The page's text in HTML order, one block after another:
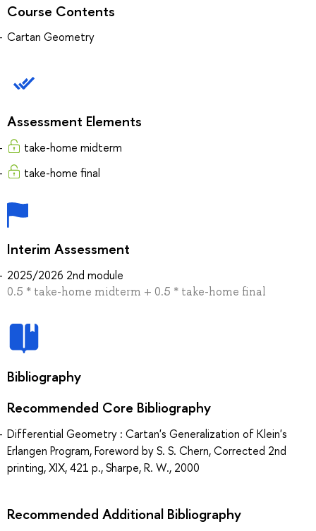
Course Contents
Cartan Geometry
Assessment Elements
take-home midterm
take-home final
Interim Assessment
2025/2026 2nd module
0.5 * take-home midterm + 0.5 * take-home final
Bibliography
Recommended Core Bibliography
Differential Geometry : Cartan's Generalization of Klein's
Erlangen Program, Foreword by S. S. Chern, Corrected 2nd
printing, XIX, 421 p., Sharpe, R. W., 2000
Recommended Additional Bibliography